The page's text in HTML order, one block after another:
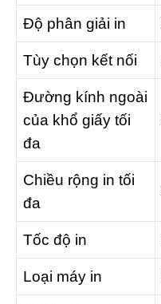
Độ phân giải in
Tùy chọn kết nối
Đường kính ngoài
của khổ giấy tối
đa
Chiều rộng in tối
đa
Tốc độ in
Loại máy in